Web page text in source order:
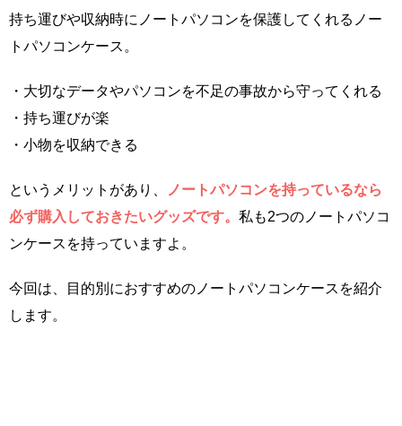
持ち運びや収納時にノートパソコンを保護してくれるノー
トパソコンケース。
・大切なデータやパソコンを不足の事故から守ってくれる
・持ち運びが楽
・小物を収納できる
というメリットがあり、
ノートパソコンを持っているなら
必ず購入しておきたいグッズです。 私も2つのノートパソコ
ンケースを持っていますよ。
今回は、目的別におすすめのノートパソコンケースを紹介
します。